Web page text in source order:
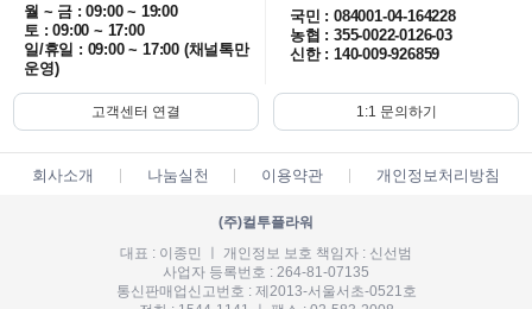
월 ~ 금 : 09:00 ~ 19:00
토 : 09:00 ~ 17:00
일/휴일 : 09:00 ~ 17:00 (채널톡만
운영)
국민 : 084001-04-164228
농협 : 355-0022-0126-03
신한 : 140-009-926859
고객센터 연결 1:1 문의하기
회사소개 나눔실천 이용약관 개인정보처리방침
(주)컬투플라워
대표 : 이종민 ㅣ 개인정보 보호 책임자 : 신선범
사업자 등록번호 : 264-81-07135
통신판매업신고번호 : 제2013-서울서초-0521호